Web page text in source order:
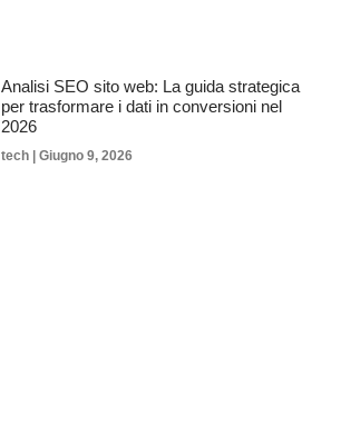
Analisi SEO sito web: La guida strategica
per trasformare i dati in conversioni nel
2026
tech Giugno 9, 2026